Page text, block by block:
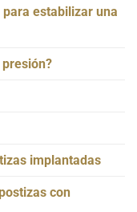
estabilizar una
implantadas
con